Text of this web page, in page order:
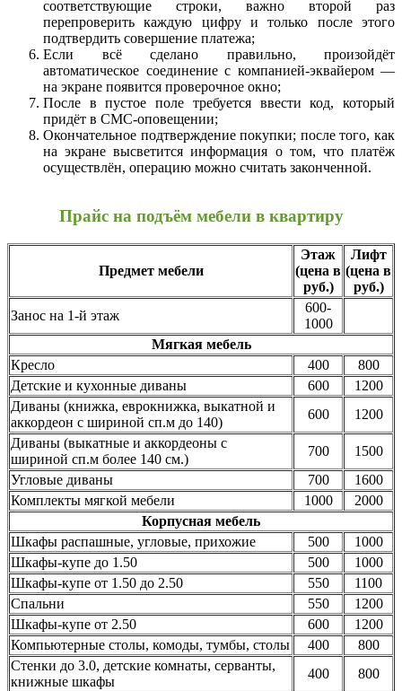
соответствующие строки, важно второй раз
перепроверить каждую цифру и только после этого
подтвердить совершение платежа;
Если всё сделано правильно, произойдёт
автоматическое соединение с компанией-эквайером —
на экране появится проверочное окно;
После в пустое поле требуется ввести код, который
придёт в СМС-оповещении;
Окончательное подтверждение покупки; после того, как
на экране высветится информация о том, что платёж
осуществлён, операцию можно считать законченной.
Прайс на подъём мебели в квартиру
Предмет мебели
Этаж
(цена в
руб.)
Лифт
(цена в
руб.)
Занос на 1-й этаж
600-
1000
Мягкая мебель
Кресло
400
800
Детские и кухонные диваны
600
1200
Диваны (книжка, еврокнижка, выкатной и
аккордеон с шириной сп.м до 140)
600
1200
Диваны (выкатные и аккордеоны с
шириной сп.м более 140 см.)
700
1500
Угловые диваны
700
1600
Комплекты мягкой мебели
1000
2000
Корпусная мебель
Шкафы распашные, угловые, прихожие
500
1000
Шкафы-купе до 1.50
500
1000
Шкафы-купе от 1.50 до 2.50
550
1100
Спальни
550
1200
Шкафы-купе от 2.50
600
1200
Компьютерные столы, комоды, тумбы, столы
400
800
Стенки до 3.0, детские комнаты, серванты,
книжные шкафы
400
800